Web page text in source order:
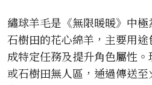
繡球羊毛是《無限暖暖》中
石樹田的花心綿羊，主要用
成特定任務及提升角色屬性
或石樹田無人區，通過傳送